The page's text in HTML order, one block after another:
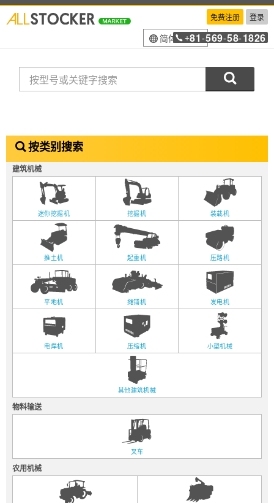
免费注册 登录
简体中文
+81 -569-58-1826
按类别搜索
建筑机械
迷你挖掘机 挖掘机 装载机
推土机 起重机 压路机
平地机 摊铺机 发电机
电焊机 压缩机 小型机械
其他建筑机械
物料输送
叉车
农用机械